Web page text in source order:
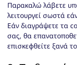
Παρακαλώ λάβετε
λειτουργεί σωστά
Εάν διαγράψετε τα
σας, θα
επισκεφθείτε ξανά